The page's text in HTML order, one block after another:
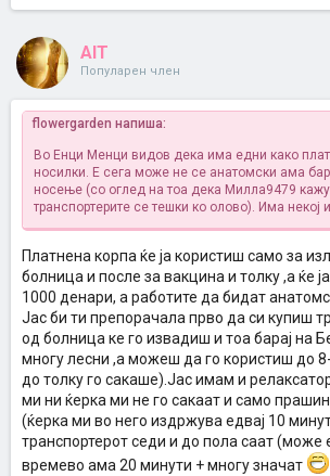
AIT
Популарен член
flowergarden напиша:
Во Енци Менци видов дека има едни како
носилки. Е сега може не се анатомски ама
носење (со оглед на тоа дека Милла9479
транспортерите се тешки ко олово). Има некој
Платнена корпа ќе ја користиш само за
болница и после за вакцина и толку ,а ќе
1000 денари, а работите да бидат
Јас би ти препорачала прво да си купиш
од болница ке го извадиш и тоа барај на
многу лесни ,а можеш да го користиш до
до толку го сакаше).Јас имам и
ми ни ќерка ми не го сакаат и само
(ќерка ми во него издржува едвај 10
транспортерот седи и до пола саат (може
времево ама 20 минути + многу значат